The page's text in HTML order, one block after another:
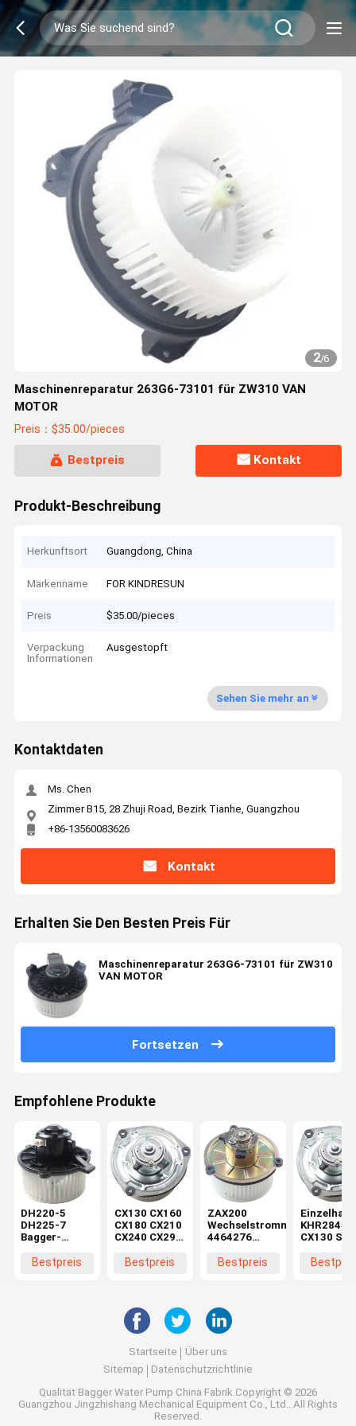
2/6
Maschinenreparatur 263G6-73101 für ZW310 VAN
MOTOR
Preis：$35.00/pieces
Bestpreis Kontakt
Produkt-Beschreibung
Herkunftsort Guangdong, China
Markenname FOR KINDRESUN
Preis $35.00/pieces
Verpackung
Informationen
Ausgestopft
Sehen Sie mehr an
Kontaktdaten
Ms. Chen
Zimmer B15, 28 Zhuji Road, Bezirk Tianhe, Guangzhou
+86-13560083626
Kontakt
Erhalten Sie Den Besten Preis Für
Maschinenreparatur 263G6-73101 für ZW310
VAN MOTOR
Fortsetzen
Empfohlene Produkte
DH220-5
DH225-7
Bagger-
K1040112
Bestpreis
CX130 CX160
CX180 CX210
CX240 CX290
Maschinenreparaturwerkstätten
Bestpreis
ZAX200
Wechselstrommotor
4464276
Baggerteile in
Bestpreis
KHR2845
CX130
Startseite
Über uns
Sitemap
Datenschutzrichtlinie
Qualität Bagger Water Pump China Fabrik.Copyright © 2026
Guangzhou Jingzhishang Mechanical Equipment Co., Ltd.. All Rights
Reserved.